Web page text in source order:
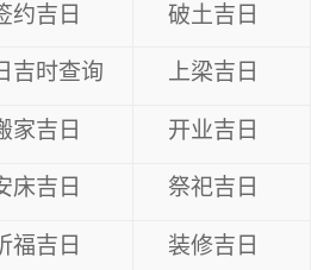
约吉日 破土吉日
吉时查询 上梁吉日
家吉日 开业吉日
床吉日 祭祀吉日
福吉日 装修吉日